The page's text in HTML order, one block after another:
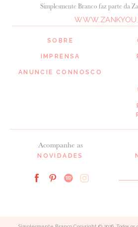
SOBRE
IMPRENSA
ANUNCIE CONNOSCO
Acompanhe as
NOVIDADES
Simplesmente Branco faz parte da